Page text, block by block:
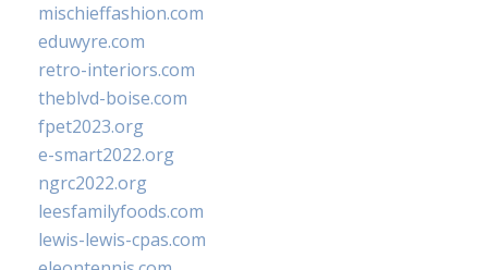
mischieffashion.com
eduwyre.com
retro-interiors.com
theblvd-boise.com
fpet2023.org
e-smart2022.org
ngrc2022.org
leesfamilyfoods.com
lewis-lewis-cpas.com